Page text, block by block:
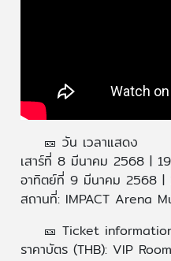
🎫 วัน เวลาแสดง
เสาร์ที่ 8 มีนาคม 2568 |
อาทิตย์ที่ 9 มีนาคม 2568 |
สถานที่: IMPACT Arena
🎫 Ticket
ราคาบัตร (THB): VIP